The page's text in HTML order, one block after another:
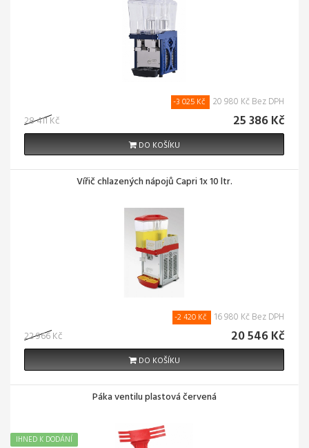
28 411 Kč
-3 025 Kč 20 980 Kč Bez DPH
25 386 Kč
DO KOŠÍKU
Vířič chlazených nápojů Capri 1x 10 ltr.
22 966 Kč
-2 420 Kč 16 980 Kč Bez DPH
20 546 Kč
DO KOŠÍKU
Páka ventilu plastová červená
IHNED K DODÁNÍ